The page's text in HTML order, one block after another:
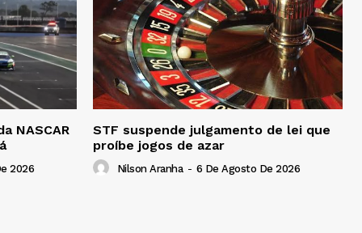
NASCAR
2026
STF suspende julgamento de lei que
proíbe jogos de azar
Nilson Aranha - 6 De Agosto De 2026